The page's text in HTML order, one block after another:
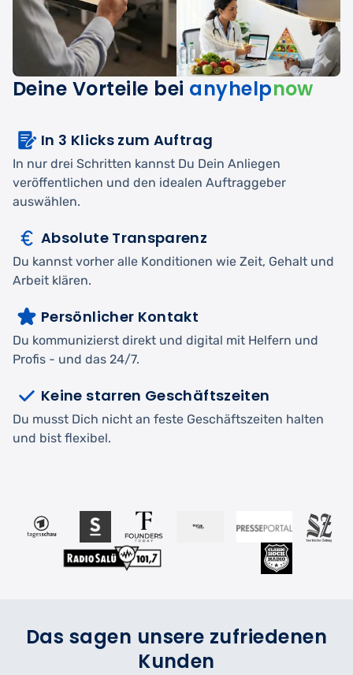
Deine Vorteile bei anyhelpnow
In 3 Klicks zum Auftrag
In nur drei Schritten kannst Du Dein Anliegen
veröffentlichen und den idealen Auftraggeber
auswählen.
Absolute Transparenz
Du kannst vorher alle Konditionen wie Zeit, Gehalt und
Arbeit klären.
Persönlicher Kontakt
Du kommunizierst direkt und digital mit Helfern und
Profis - und das 24/7.
Keine starren Geschäftszeiten
Du musst Dich nicht an feste Geschäftszeiten halten
und bist flexibel.
Das sagen unsere zufriedenen
Kunden